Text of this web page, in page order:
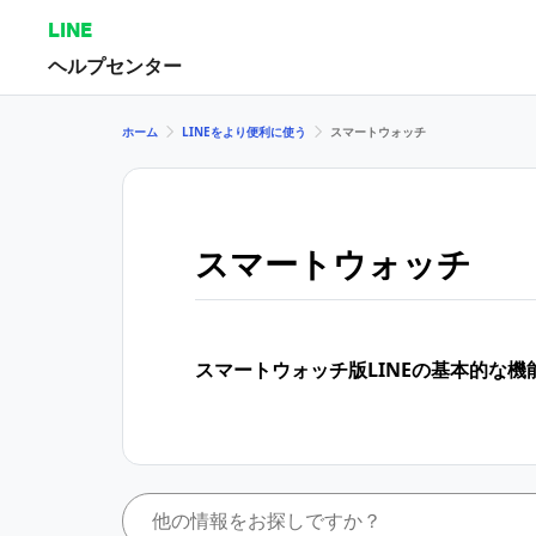
LINE
ヘルプセンター
ホーム LINEをより便利に使う スマートウォッチ
スマートウォッチ
スマートウォッチ版LINEの基本的な機